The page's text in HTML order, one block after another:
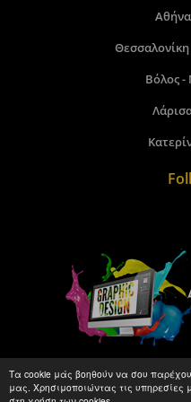
Τα cookie μάς βοηθούν να σου
μας. Χρησιμοποιώντας τις
Βόλος
Gbook.gr©2018 -